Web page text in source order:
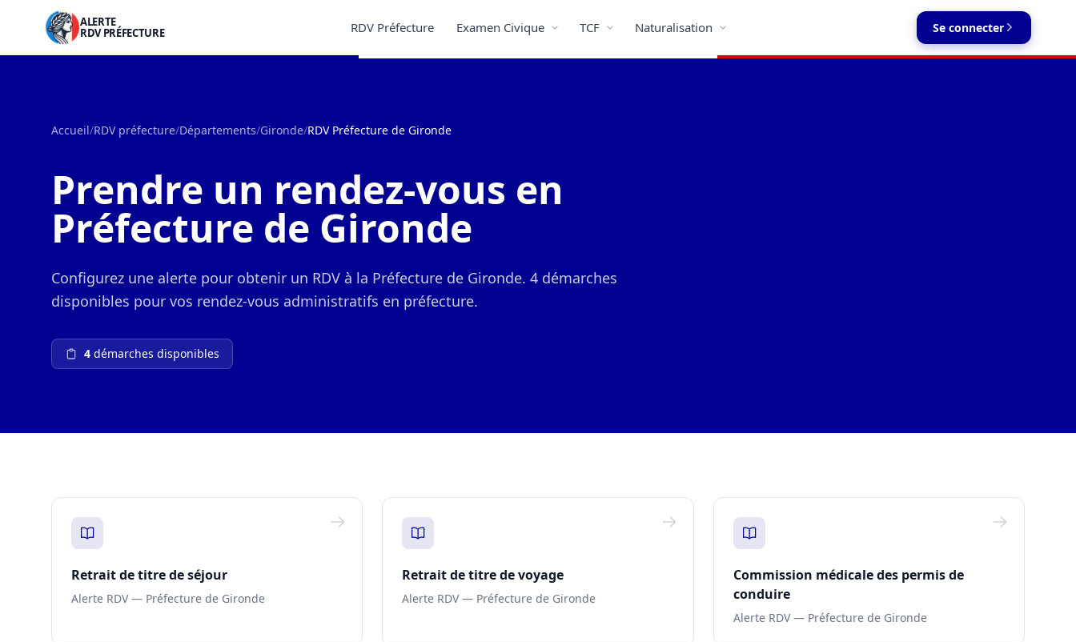
ALERTE
RDV PRÉFECTURE RDV Préfecture Examen Civique TCF Naturalisation Se connecter
Accueil/RDV préfecture/Départements/Gironde/RDV Préfecture de Gironde
Prendre un rendez-vous en
Préfecture de Gironde
Configurez une alerte pour obtenir un RDV à la Préfecture de Gironde. 4 démarches
disponibles pour vos rendez-vous administratifs en préfecture.
4 démarches disponibles
Retrait de titre de séjour
Alerte RDV — Préfecture de Gironde
Retrait de titre de voyage
Alerte RDV — Préfecture de Gironde
Commission médicale des permis de
conduire
Alerte RDV — Préfecture de Gironde